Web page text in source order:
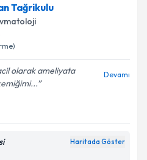
Şehirlioğluiçin randevu
bu uzmandan randevu
e-posta ile
ilişkinAydınlatma
kişisel verilerimin belirtilen
kabul ediyorum.
Tağrikulu
olarak ameliyata
Devamı
Haritada Göster